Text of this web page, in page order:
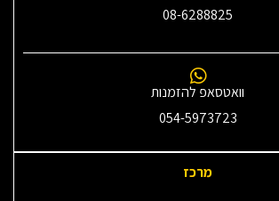
08-6288825
וואטסאפ להזמנות
054-5973723
מרכז